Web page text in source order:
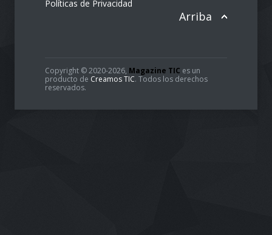
Políticas de Privacidad
Arriba
Copyright © 2020-2026, Magazine TIC es un
producto de Creamos TIC. Todos los derechos
reservados.